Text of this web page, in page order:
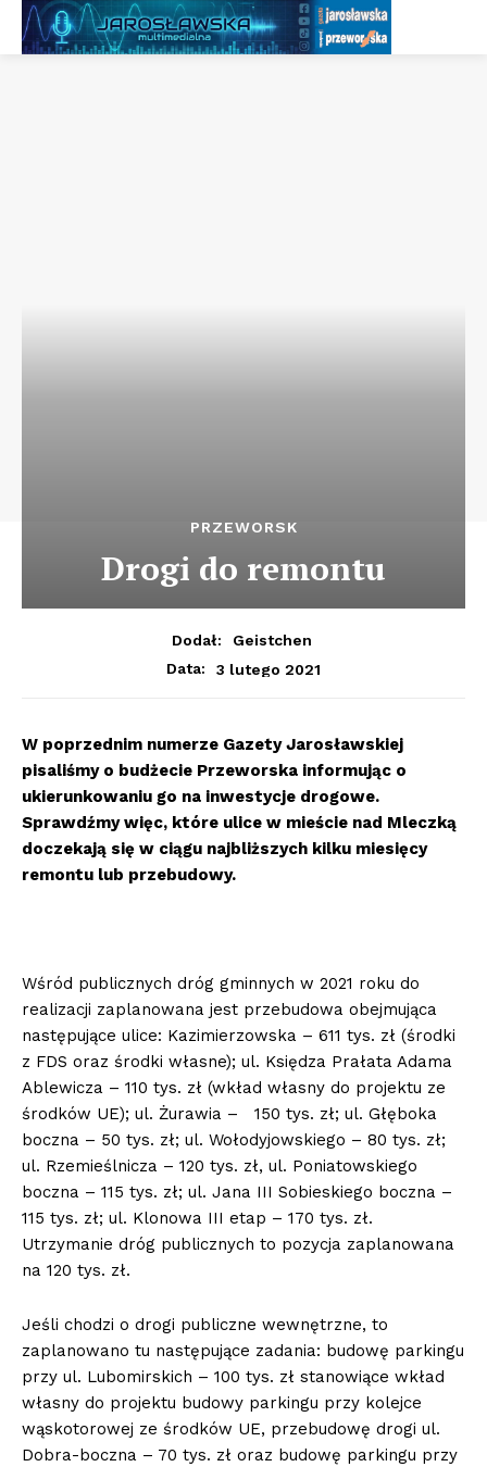
PRZEWORSK
Drogi do remontu
Dodał:
Geistchen
Data:
3 lutego 2021
W poprzednim numerze Gazety Jarosławskiej
pisaliśmy o budżecie Przeworska informując o
ukierunkowaniu go na inwestycje drogowe.
Sprawdźmy więc, które ulice w mieście nad Mleczką
doczekają się w ciągu najbliższych kilku miesięcy
remontu lub przebudowy.
Wśród publicznych dróg gminnych w 2021 roku do
realizacji zaplanowana jest przebudowa obejmująca
następujące ulice: Kazimierzowska – 611 tys. zł (środki
z FDS oraz środki własne); ul. Księdza Prałata Adama
Ablewicza – 110 tys. zł (wkład własny do projektu ze
środków UE); ul. Żurawia – 150 tys. zł; ul. Głęboka
boczna – 50 tys. zł; ul. Wołodyjowskiego – 80 tys. zł;
ul. Rzemieślnicza – 120 tys. zł, ul. Poniatowskiego
boczna – 115 tys. zł; ul. Jana III Sobieskiego boczna –
115 tys. zł; ul. Klonowa III etap – 170 tys. zł.
Utrzymanie dróg publicznych to pozycja zaplanowana
na 120 tys. zł.
Jeśli chodzi o drogi publiczne wewnętrzne, to
zaplanowano tu następujące zadania: budowę parkingu
przy ul. Lubomirskich – 100 tys. zł stanowiące wkład
własny do projektu budowy parkingu przy kolejce
wąskotorowej ze środków UE, przebudowę drogi ul.
Dobra-boczna – 70 tys. zł oraz budowę parkingu przy